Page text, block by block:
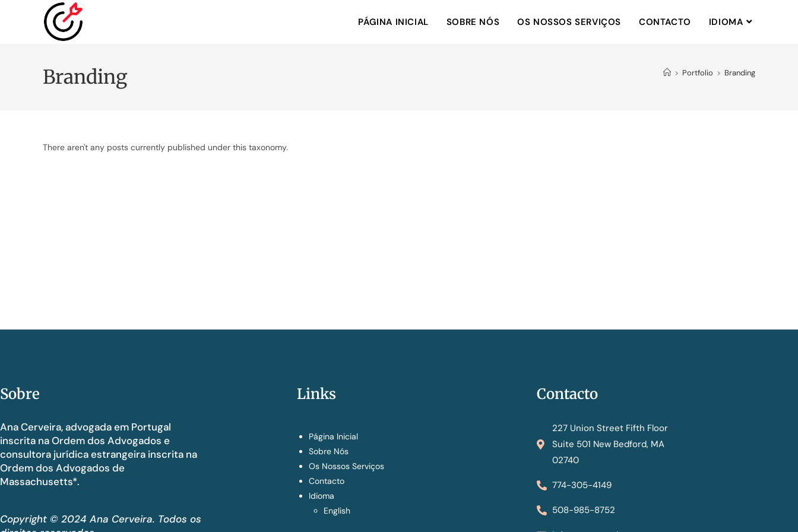
PÁGINA INICIAL SOBRE NÓS OS NOSSOS SERVIÇOS CONTACTO IDIOMA
Branding > Portfolio > Branding
There aren't any posts currently published under this taxonomy.
Sobre
Ana Cerveira, advogada em Portugal
inscrita na Ordem dos Advogados e
consultora jurídica estrangeira inscrita na
Ordem dos Advogados de
Massachusetts*.
Copyright © 2024 Ana Cerveira. Todos os
Links
Página Inicial
Sobre Nós
Os Nossos Serviços
Contacto
Idioma
English
Contacto
227 Union Street Fifth Floor
Suite 501 New Bedford, MA
02740
774-305-4149
508-985-8752